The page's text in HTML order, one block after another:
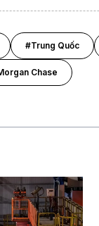
#Trung Quốc
Chase